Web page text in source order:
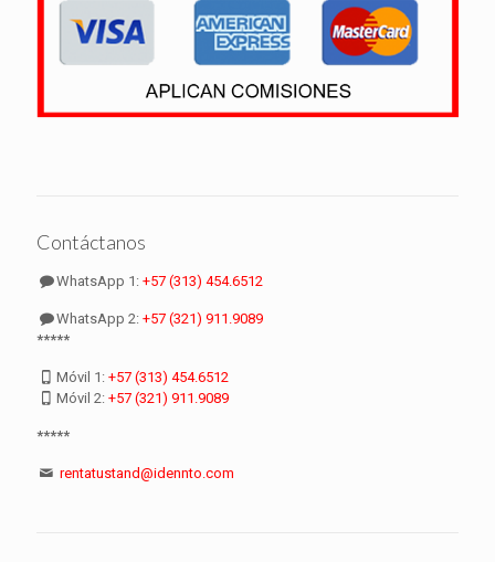
Contáctanos
WhatsApp 1:+57 (313) 454.6512
WhatsApp 2:+57 (321) 911.9089
*****
Móvil 1:+57 (313) 454.6512
Móvil 2:+57 (321) 911.9089
*****
rentatustand@idennto.com